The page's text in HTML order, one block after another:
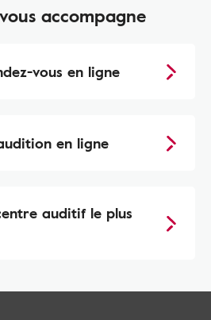
accompagne
vous en ligne
en ligne
auditif le plus